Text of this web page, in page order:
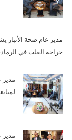
مدير عام صحة
جراحة القلب في
مدير
مدير